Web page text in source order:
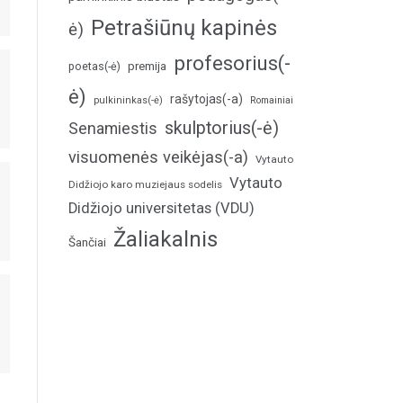
ė) Petrašiūnų kapinės
poetas(-ė) premija
profesorius(-
ė)
pulkininkas(-ė) rašytojas(-a) Romainiai
Senamiestis skulptorius(-ė)
visuomenės veikėjas(-a)
Vytauto
Didžiojo karo muziejaus sodelis Vytauto
Didžiojo universitetas (VDU)
Šančiai Žaliakalnis